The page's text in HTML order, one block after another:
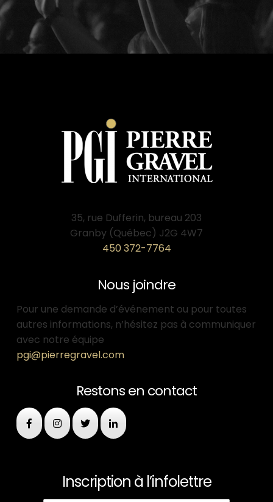
35, rue Dufferin, bureau 203
Granby (Québec) J2G 4W7
450 372-7764
Nous joindre
Pour une demande d’événement ou pour toutes
autres informations, n’hésitez pas à communiquer
avec notre équipe
pgi@pierregravel.com
Restons en contact
Inscription à l’infolettre